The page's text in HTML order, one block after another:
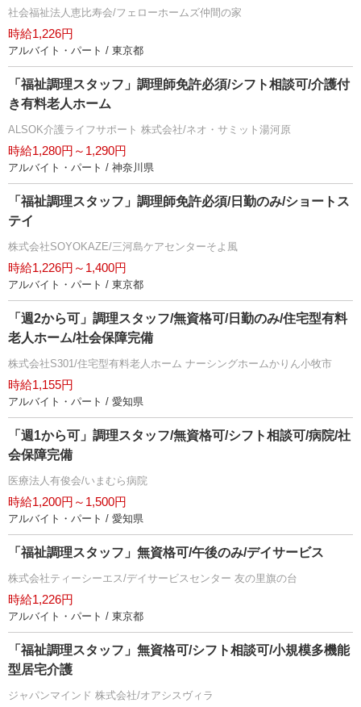
社会福祉法人恵比寿会/フェローホームズ仲間の家
時給1,226円
アルバイト・パート / 東京都
「福祉調理スタッフ」調理師免許必須/シフト相談可/介護付
き有料老人ホーム
ALSOK介護ライフサポート 株式会社/ネオ・サミット湯河原
時給1,280円～1,290円
アルバイト・パート / 神奈川県
「福祉調理スタッフ」調理師免許必須/日勤のみ/ショートス
テイ
株式会社SOYOKAZE/三河島ケアセンターそよ風
時給1,226円～1,400円
アルバイト・パート / 東京都
「週2から可」調理スタッフ/無資格可/日勤のみ/住宅型有料
老人ホーム/社会保障完備
株式会社S301/住宅型有料老人ホーム ナーシングホームかりん小牧市
時給1,155円
アルバイト・パート / 愛知県
「週1から可」調理スタッフ/無資格可/シフト相談可/病院/社
会保障完備
医療法人有俊会/いまむら病院
時給1,200円～1,500円
アルバイト・パート / 愛知県
「福祉調理スタッフ」無資格可/午後のみ/デイサービス
株式会社ティーシーエス/デイサービスセンター 友の里旗の台
時給1,226円
アルバイト・パート / 東京都
「福祉調理スタッフ」無資格可/シフト相談可/小規模多機能
型居宅介護
ジャパンマインド 株式会社/オアシスヴィラ